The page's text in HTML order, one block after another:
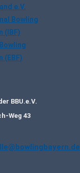
e.V.
Bowling
(IBF)
(EBF)
BBU.e.V.
Weg 43